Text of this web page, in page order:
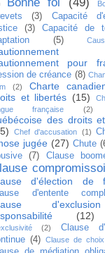
Bonne foi (49)
(3)
Capacité
(3) Capacité de
(5)
pour
de créance (8)
(2)
Charte
et libertés (15)
française
(2)
des droits
Chef d'accusation (1)
jugée (27) Chute
(7) Clause
d'élection de
d'entente
(12)
(2)
Clause
(4) Clause de